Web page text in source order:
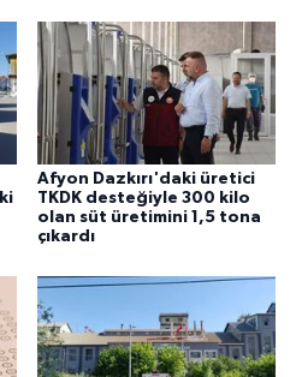
Afyon Dazkırı'daki üretici
TKDK desteğiyle 300 kilo
olan süt üretimini 1,5 tona
çıkardı